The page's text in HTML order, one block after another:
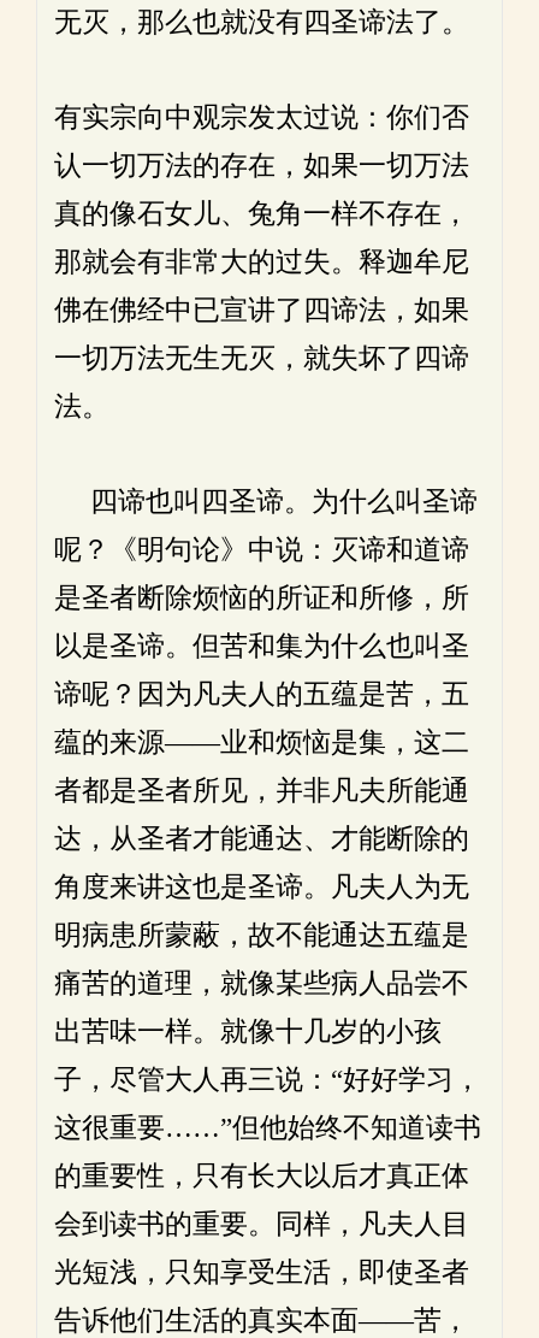
无灭，那么也就没有四圣谛法了。
有实宗向中观宗发太过说：你们否
认一切万法的存在，如果一切万法
真的像石女儿、兔角一样不存在，
那就会有非常大的过失。释迦牟尼
佛在佛经中已宣讲了四谛法，如果
一切万法无生无灭，就失坏了四谛
法。
四谛也叫四圣谛。为什么叫圣谛
呢？《明句论》中说：灭谛和道谛
是圣者断除烦恼的所证和所修，所
以是圣谛。但苦和集为什么也叫圣
谛呢？因为凡夫人的五蕴是苦，五
蕴的来源——业和烦恼是集，这二
者都是圣者所见，并非凡夫所能通
达，从圣者才能通达、才能断除的
角度来讲这也是圣谛。凡夫人为无
明病患所蒙蔽，故不能通达五蕴是
痛苦的道理，就像某些病人品尝不
出苦味一样。就像十几岁的小孩
子，尽管大人再三说：“好好学习，
这很重要……”但他始终不知道读书
的重要性，只有长大以后才真正体
会到读书的重要。同样，凡夫人目
光短浅，只知享受生活，即使圣者
告诉他们生活的真实本面——苦，